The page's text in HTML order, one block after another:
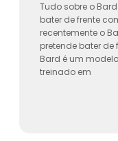
Tudo sobre o
bater de frente
recentemente o
pretende bater de
Bard é um
treinado em